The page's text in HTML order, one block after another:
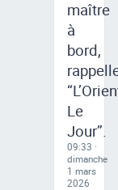
maître
à
bord,
Le
Jour”.
09:33 ·
dimanche
1 mars
2026